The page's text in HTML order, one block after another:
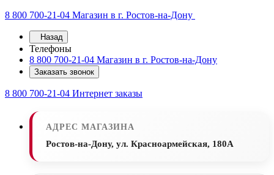
8 800 700-21-04 Магазин в г. Ростов-на-Дону
Назад
Телефоны
8 800 700-21-04 Магазин в г. Ростов-на-Дону
Заказать звонок
8 800 700-21-04 Интернет заказы
АДРЕС МАГАЗИНА
Ростов-на-Дону, ул. Красноармейская, 180А